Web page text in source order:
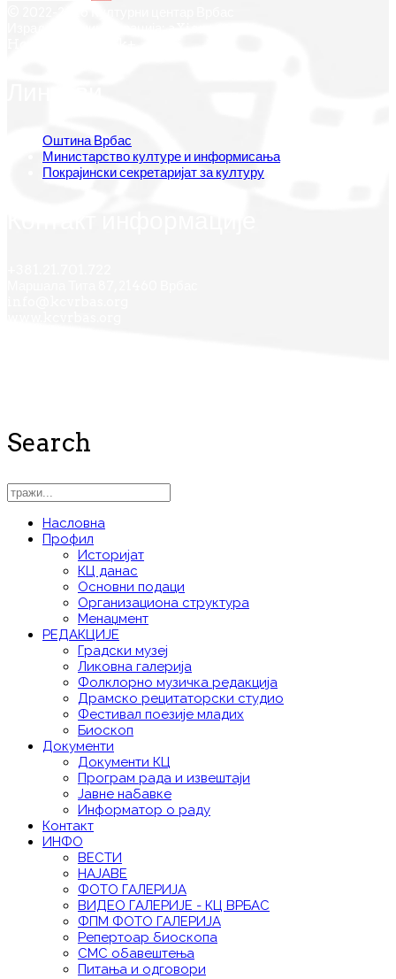
Оштина Врбас
Министарство културе и информисања
Покрајински секретаријат за културу
Search
Насловна
Профил
Историјат
КЦ данас
Основни подаци
Организациона структура
Менаџмент
РЕДАКЦИЈЕ
Градски музеј
Ликовна галерија
Фолклорно музичка редакција
Драмско рецитаторски студио
Фестивал поезије младих
Биоскоп
Документи
Документи КЦ
Програм рада и извештаји
Јавне набавке
Информатор о раду
Контакт
ИНФО
ВЕСТИ
НАЈАВЕ
ФОТО ГАЛЕРИЈА
ВИДЕО ГАЛЕРИЈE - КЦ ВРБАС
ФПМ ФОТО ГАЛЕРИЈА
Репертоар биоскопа
СМС обавештења
Питања и одговори